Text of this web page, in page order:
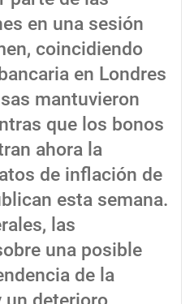
en una sesión
coincidiendo
en Londres
mantuvieron
que los bonos
ahora la
de inflación de
esta semana.
las
una posible
de la